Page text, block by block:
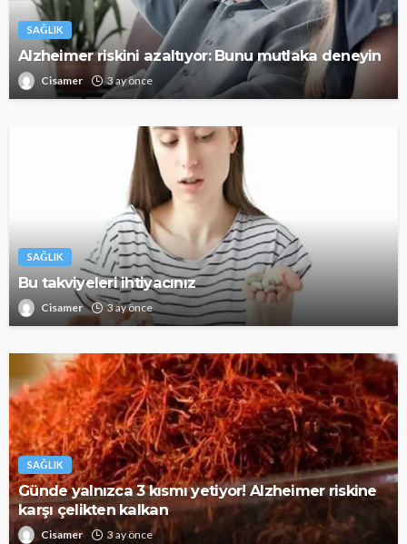
SAĞLIK
Alzheimer riskini azaltıyor: Bunu mutlaka deneyin
Cisamer 3 ay önce
SAĞLIK
Bu takviyeleri ihtiyacınız
Cisamer 3 ay önce
SAĞLIK
Günde yalnızca 3 kısmı yetiyor! Alzheimer riskine
karşı çelikten kalkan
Cisamer 3 ay önce